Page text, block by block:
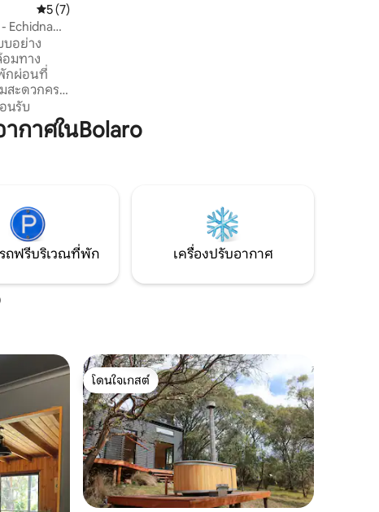
คะแนนเฉลี่ย 5 จาก 5, 7 รีวิว
5 (7)
Echidna
บอย่าง
มทาง
กผ่อนที่
สะดวกครบ
เบียง ไป
ปิดโล่ง
างน้ำร้อน
ลี้ยงเข้า
สามารถ
พลินกับ
นรับ
กาศในBolaro
ถฟรีบริเวณที่พัก เครื่องปรับอากาศ
โดนใจเกสต์
โดนใจเกสต์